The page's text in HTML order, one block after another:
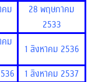
ม
28 พฤษภาคม
2533
ม
1 สิงหาคม 2536
1 สิงหาคม 2537